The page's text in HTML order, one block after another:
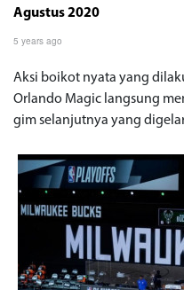
Agustus 2020
5 years ago
Aksi boikot nyata yang
Orlando Magic langsung
gim selanjutnya yang